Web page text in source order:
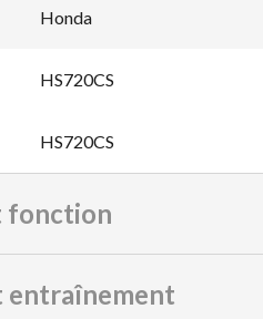
Honda
HS720CS
HS720CS
fonction
entraînement